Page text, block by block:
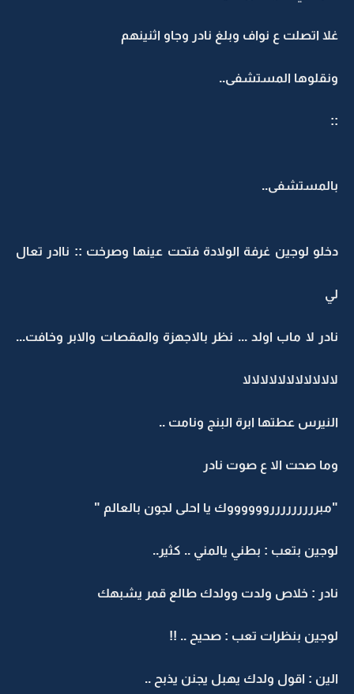
غلا اتصلت ع نواف وبلغ نادر وجاو اثنينهم
ونقلوها المستشفى..
::
بالمستشفى..
دخلو لوجين غرفة الولادة فتحت عينها وصرخت :: ناادر تعال
لي
نادر لا ماب اولد ... نظر بالاجهزة والمقصات والابر وخافت...
لالالالالالالالالالالا
النيرس عطتها ابرة البنج ونامت ..
وما صحت الا ع صوت نادر
"مبرررررررررووووووك يا احلى لجون بالعالم "
لوجين بتعب : بطني يالمني .. كثير..
نادر : خلاص ولدت وولدك طالع قمر يشبهك
لوجين بنظرات تعب : صحيح .. !!
الين : اقول ولدك يهبل يجنن يذبح ..